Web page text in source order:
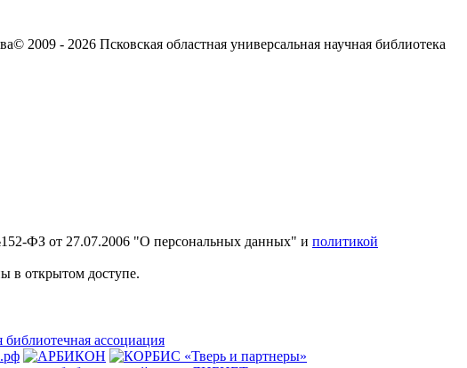
© 2009 - 2026 Псковская областная универсальная научная библиотека
ФЗ от 27.07.2006 "О персональных данных" и политикой
в открытом доступе.